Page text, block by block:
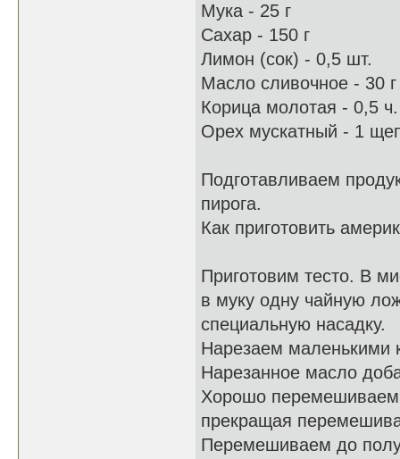
Мука - 25 г
Сахар - 150 г
Лимон (сок) - 0,5 шт.
Масло сливочное - 30 г
Корица молотая - 0,5
Орех мускатный - 1
Подготавливаем
пирога.
Как приготовить
Приготовим тесто. В
в муку одну чайную
специальную насадку.
Нарезаем маленькими
Нарезанное масло
Хорошо
прекращая
Перемешиваем до